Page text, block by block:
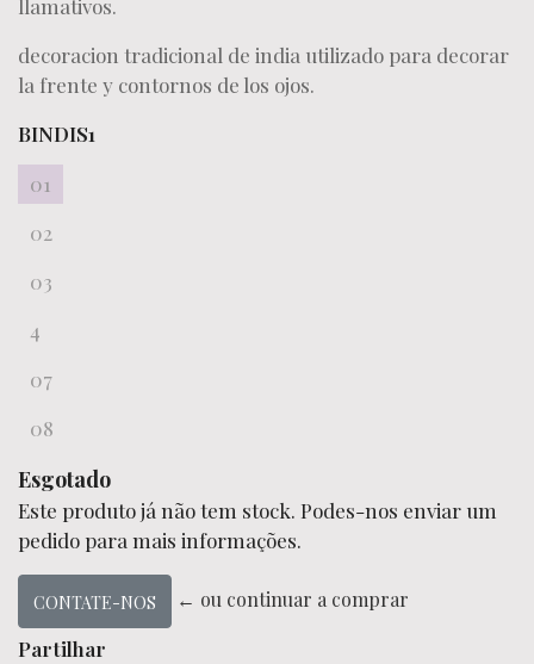
llamativos.
decoracion tradicional de india utilizado para decorar
la frente y contornos de los ojos.
BINDIS1
01
02
03
4
07
08
Esgotado
Este produto já não tem stock. Podes-nos enviar um
pedido para mais informações.
CONTATE-NOS ← ou continuar a comprar
Partilhar